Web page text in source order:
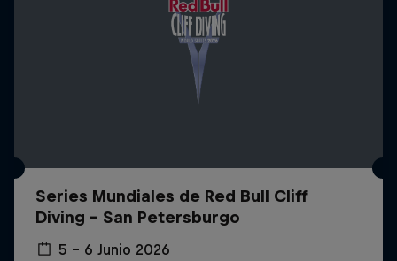
Series Mundiales de Red Bull Cliff
Diving - San Petersburgo
5 – 6 Junio 2026